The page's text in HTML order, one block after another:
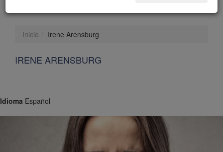
Inicio Irene Arensburg
IRENE ARENSBURG
Idioma Español